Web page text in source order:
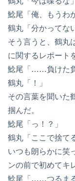
鯰尾「俺、もうわ
鶴丸「分かってな
そう言うと、鶴丸
に関するレポート
鯰尾「……負けた
鶴丸「！」
その言葉を聞いた
掴んだ。
鯰尾「っ！？」
鶴丸「ここで捨て
いつも朗らかに笑
ンの前で初めてキ
鯰尾「……つるまる